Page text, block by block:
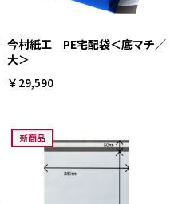
今村紙工 PE宅配袋＜底マチ／
大＞
￥29,590
新商品